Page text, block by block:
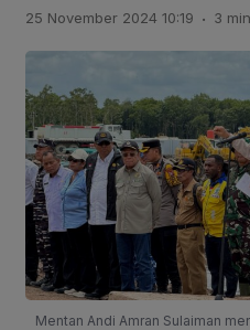
25 November 2024 10:19 . 3
Mentan Andi Amran Sulaiman